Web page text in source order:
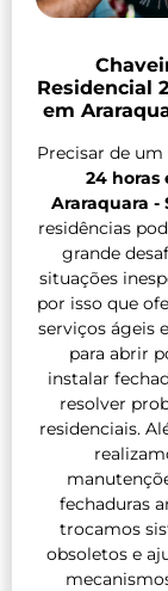
Residencial
em
Precisar de um
24 horas
Araraquara -
residências
grande
situações
por isso que
serviços ágeis
para abrir
instalar
resolver
residenciais.
fechaduras
trocamos
obsoletos e